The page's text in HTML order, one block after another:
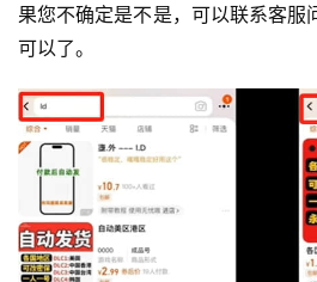
果您不确定是不是，可以联系客服
可以了。